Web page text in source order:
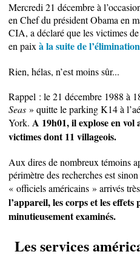
Mercredi 21 décembre à
en Chef du président Obama en
CIA, a déclaré que les victimes
en paix à la suite de
Rien, hélas, n’est moins sûr...
Rappel : le 21 décembre 1988 à
Seas » quitte le parking K14 à
York. A 19h01, il explose en vol
victimes dont 11 villageois.
Aux dires de nombreux témoins
périmètre des recherches est
« officiels américains » arrivés
l’appareil, les corps et les effets
minutieusement examinés.
Les services